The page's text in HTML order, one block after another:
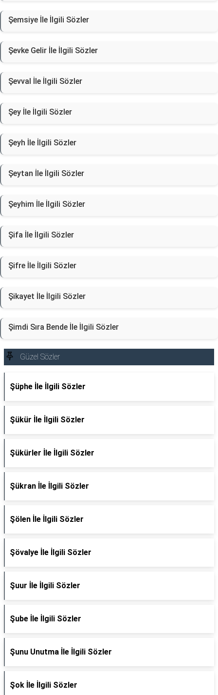
Şemsiye İle İlgili Sözler
Şevke Gelir İle İlgili Sözler
Şevval İle İlgili Sözler
Şey İle İlgili Sözler
Şeyh İle İlgili Sözler
Şeytan İle İlgili Sözler
Şeyhim İle İlgili Sözler
Şifa İle İlgili Sözler
Şifre İle İlgili Sözler
Şikayet İle İlgili Sözler
Şimdi Sıra Bende İle İlgili Sözler
Güzel Sözler
Şüphe İle İlgili Sözler
Şükür İle İlgili Sözler
Şükürler İle İlgili Sözler
Şükran İle İlgili Sözler
Şölen İle İlgili Sözler
Şövalye İle İlgili Sözler
Şuur İle İlgili Sözler
Şube İle İlgili Sözler
Şunu Unutma İle İlgili Sözler
Şok İle İlgili Sözler